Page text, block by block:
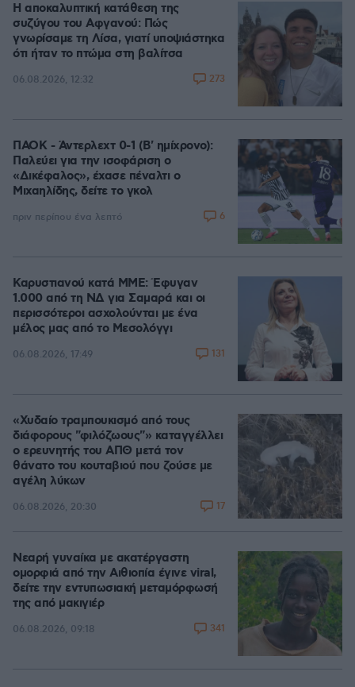
Η αποκαλυπτική κατάθεση της
συζύγου του Αφγανού: Πώς
γνωρίσαμε τη Λίσα, γιατί υποψιάστηκα
ότι ήταν το πτώμα στη βαλίτσα
06.08.2026, 12:32 273
ΠΑΟΚ - Άντερλεχτ 0-1 (Β' ημίχρονο):
Παλεύει για την ισοφάριση ο
«Δικέφαλος», έχασε πέναλτι ο
Μιχαηλίδης, δείτε το γκολ
πριν περίπου ένα λεπτό 6
Καρυστιανού κατά ΜΜΕ: Έφυγαν
1.000 από τη ΝΔ για Σαμαρά και οι
περισσότεροι ασχολούνται με ένα
μέλος μας από το Μεσολόγγι
06.08.2026, 17:49 131
«Χυδαίο τραμπουκισμό από τους
διάφορους "φιλόζωους"» καταγγέλλει
ο ερευνητής του ΑΠΘ μετά τον
θάνατο του κουταβιού που ζούσε με
αγέλη λύκων
06.08.2026, 20:30 17
Νεαρή γυναίκα με ακατέργαστη
ομορφιά από την Αιθιοπία έγινε viral,
δείτε την εντυπωσιακή μεταμόρφωσή
της από μακιγιέρ
06.08.2026, 09:18 341